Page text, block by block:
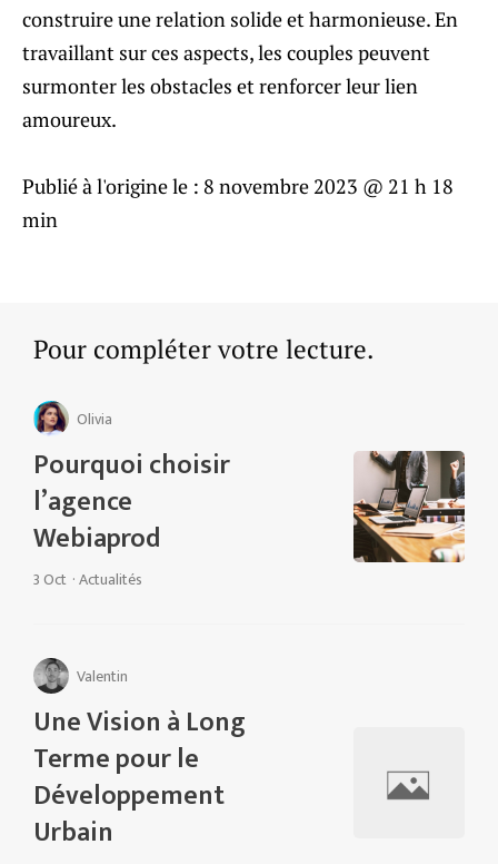
construire une relation solide et harmonieuse. En
travaillant sur ces aspects, les couples peuvent
surmonter les obstacles et renforcer leur lien
amoureux.
Publié à l'origine le : 8 novembre 2023 @ 21 h 18
min
Pour compléter votre lecture.
Olivia
Pourquoi choisir
l’agence
Webiaprod
3 Oct ·Actualités
Valentin
Une Vision à Long
Terme pour le
Développement
Urbain